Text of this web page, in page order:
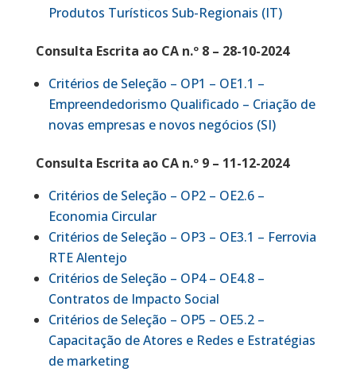
Produtos Turísticos Sub-Regionais (IT)
Consulta Escrita ao CA n.º 8 – 28-10-2024
Critérios de Seleção – OP1 – OE1.1 –
Empreendedorismo Qualificado – Criação de
novas empresas e novos negócios (SI)
Consulta Escrita ao CA n.º 9 – 11-12-2024
Critérios de Seleção – OP2 – OE2.6 –
Economia Circular
Critérios de Seleção – OP3 – OE3.1 – Ferrovia
RTE Alentejo
Critérios de Seleção – OP4 – OE4.8 –
Contratos de Impacto Social
Critérios de Seleção – OP5 – OE5.2 –
Capacitação de Atores e Redes e Estratégias
de marketing